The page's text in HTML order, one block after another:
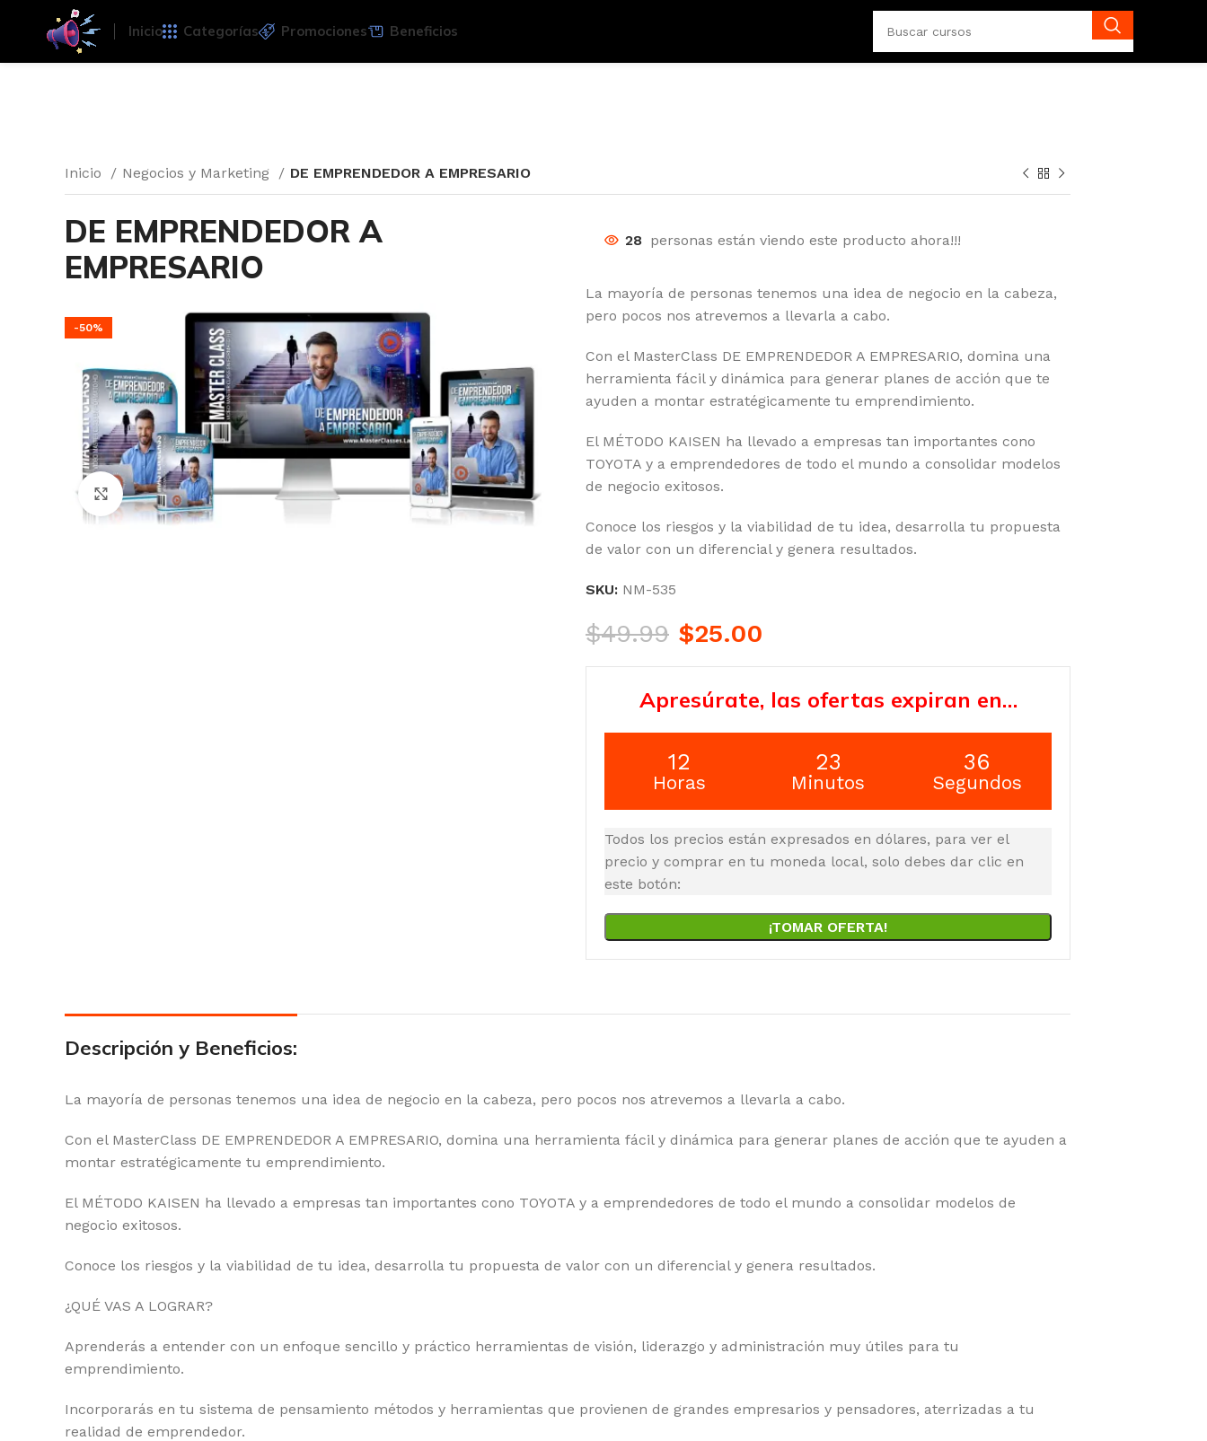
Inicio Categorías Promociones Beneficios
Inicio Negocios y Marketing DE EMPRENDEDOR A EMPRESARIO
DE EMPRENDEDOR A
EMPRESARIO
-50%
Click to enlarge
28 personas están viendo este producto ahora!!!
La mayoría de personas tenemos una idea de negocio en la cabeza,
pero pocos nos atrevemos a llevarla a cabo.
Con el MasterClass DE EMPRENDEDOR A EMPRESARIO, domina una
herramienta fácil y dinámica para generar planes de acción que te
ayuden a montar estratégicamente tu emprendimiento.
El MÉTODO KAISEN ha llevado a empresas tan importantes cono
TOYOTA y a emprendedores de todo el mundo a consolidar modelos
de negocio exitosos.
Conoce los riesgos y la viabilidad de tu idea, desarrolla tu propuesta
de valor con un diferencial y genera resultados.
SKU: NM-535
$49.99 $25.00
Apresúrate, las ofertas expiran en…
12
Horas
23
Minutos
35
Segundos
Todos los precios están expresados en dólares, para ver el
precio y comprar en tu moneda local, solo debes dar clic en
este botón:
¡TOMAR OFERTA!
Descripción y Beneficios:
La mayoría de personas tenemos una idea de negocio en la cabeza, pero pocos nos atrevemos a llevarla a cabo.
Con el MasterClass DE EMPRENDEDOR A EMPRESARIO, domina una herramienta fácil y dinámica para generar planes de acción que te ayuden a
montar estratégicamente tu emprendimiento.
El MÉTODO KAISEN ha llevado a empresas tan importantes cono TOYOTA y a emprendedores de todo el mundo a consolidar modelos de
negocio exitosos.
Conoce los riesgos y la viabilidad de tu idea, desarrolla tu propuesta de valor con un diferencial y genera resultados.
¿QUÉ VAS A LOGRAR?
Aprenderás a entender con un enfoque sencillo y práctico herramientas de visión, liderazgo y administración muy útiles para tu
emprendimiento.
Incorporarás en tu sistema de pensamiento métodos y herramientas que provienen de grandes empresarios y pensadores, aterrizadas a tu
realidad de emprendedor.